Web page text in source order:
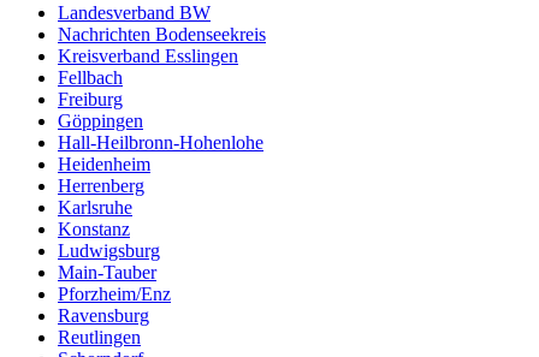
Landesverband BW
Nachrichten Bodenseekreis
Kreisverband Esslingen
Fellbach
Freiburg
Göppingen
Hall-Heilbronn-Hohenlohe
Heidenheim
Herrenberg
Karlsruhe
Konstanz
Ludwigsburg
Main-Tauber
Pforzheim/Enz
Ravensburg
Reutlingen